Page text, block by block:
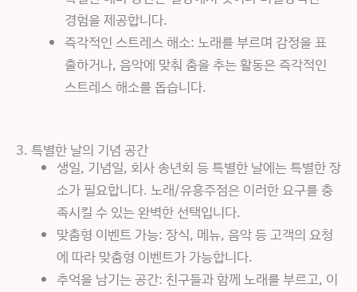
경험을 제공합니다.
즉각적인 스트레스 해소: 노래를 부르며 감정을 표
출하거나, 음악에 맞춰 춤을 추는 활동은 즉각적인
스트레스 해소를 돕습니다.
3. 특별한 날의 기념 공간
생일, 기념일, 회사 송년회 등 특별한 날에는 특별한 장
소가 필요합니다. 노래/유흥주점은 이러한 요구를 충
족시킬 수 있는 완벽한 선택입니다.
맞춤형 이벤트 가능: 장식, 메뉴, 음악 등 고객의 요청
에 따라 맞춤형 이벤트가 가능합니다.
추억을 남기는 공간: 친구들과 함께 노래를 부르고, 이